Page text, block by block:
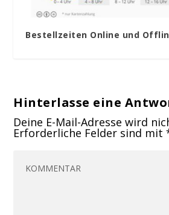
Bestellzeiten Online und
Hinterlasse eine
Deine E-Mail-Adresse wird
Erforderliche Felder sind mit